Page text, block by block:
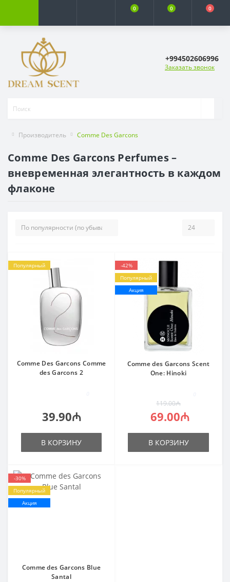
0 0 0
+994502606996
Заказать звонок
Производитель Comme Des Garcons
Comme Des Garcons Perfumes –
вневременная элегантность в каждом
флаконе
Популярный
Comme Des Garcons Comme
des Garcons 2
39.90₼
В КОРЗИНУ
-42%
Популярный
Акция
Comme des Garcons Scent
One: Hinoki
119.00₼
69.00₼
В КОРЗИНУ
-30%
Популярный
Акция
Comme des Garcons Blue
Santal